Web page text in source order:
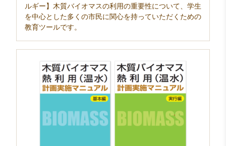
ルギー】木質バイオマスの利用の重要性について、学生
を中心とした多くの市民に関心を持っていただくための
教育ツールです。